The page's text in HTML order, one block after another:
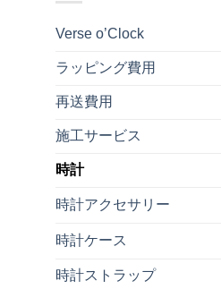
Verse o’Clock
ラッピング費用
再送費用
施工サービス
時計
時計アクセサリー
時計ケース
時計ストラップ